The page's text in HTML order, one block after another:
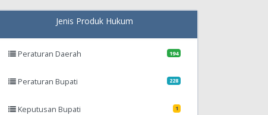
Jenis Produk Hukum
Peraturan Daerah 194
Peraturan Bupati 228
Keputusan Bupati 1